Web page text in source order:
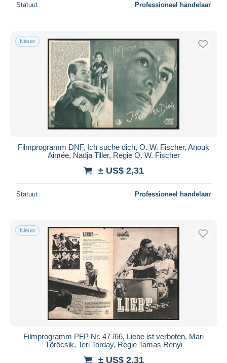
Statuut Professioneel handelaar
Nieuw
Filmprogramm DNF, Ich suche dich, O. W. Fischer, Anouk
Aimée, Nadja Tiller, Regie O. W. Fischer
± US$ 2,31
Statuut Professioneel handelaar
Nieuw
Filmprogramm PFP Nr. 47 /66, Liebe ist verboten, Mari
Töröcsik, Teri Torday, Regie Tamas Renyi
± US$ 2,31